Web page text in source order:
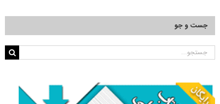
جست و جو
جستجو